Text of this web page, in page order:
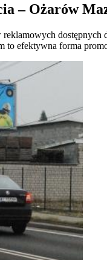
– Ożarów
efektywna forma